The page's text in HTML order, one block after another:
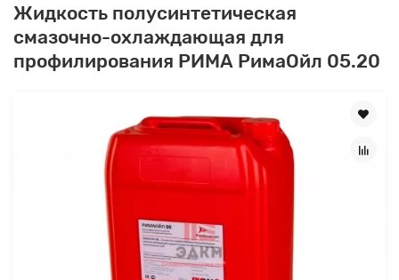
Жидкость полусинтетическая
смазочно-охлаждающая для
профилирования РИМА РимаОйл 05.20